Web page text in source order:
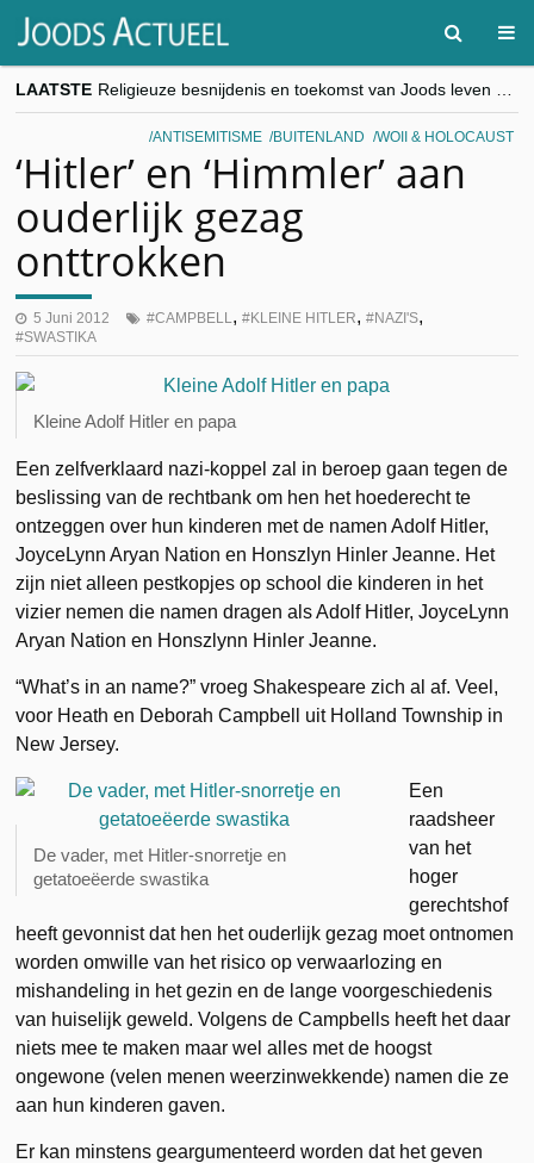
LAATSTE
“Besnijdenisdebat toont hoe moeilijk seculiere Westen minderheden begrijpt”, Jinnih Beels (Vooruit)
CITYTRIP | ROEMENIË – Boekarest: de verrassing van Oost-Europa
ANTISEMITISME BUITENLAND WOII & HOLOCAUST
‘Hitler’ en ‘Himmler’ aan
ouderlijk gezag
onttrokken
5 Juni 2012 CAMPBELL, KLEINE HITLER, NAZI'S,
SWASTIKA
Kleine Adolf Hitler en papa
Een zelfverklaard nazi-koppel zal in beroep gaan tegen de
beslissing van de rechtbank om hen het hoederecht te
ontzeggen over hun kinderen met de namen Adolf Hitler,
JoyceLynn Aryan Nation en Honszlyn Hinler Jeanne. Het
zijn niet alleen pestkopjes op school die kinderen in het
vizier nemen die namen dragen als Adolf Hitler, JoyceLynn
Aryan Nation en Honszlynn Hinler Jeanne.
“What’s in an name?” vroeg Shakespeare zich al af. Veel,
voor Heath en Deborah Campbell uit Holland Township in
New Jersey.
De vader, met Hitler-snorretje en
getatoeëerde swastika
Een
raadsheer
van het
hoger
gerechtshof
heeft gevonnist dat hen het ouderlijk gezag moet ontnomen
worden omwille van het risico op verwaarlozing en
mishandeling in het gezin en de lange voorgeschiedenis
van huiselijk geweld. Volgens de Campbells heeft het daar
niets mee te maken maar wel alles met de hoogst
ongewone (velen menen weerzinwekkende) namen die ze
aan hun kinderen gaven.
Er kan minstens geargumenteerd worden dat het geven